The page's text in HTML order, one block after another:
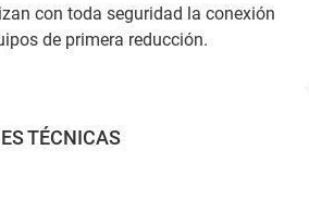
con toda seguridad la conexión
de primera reducción.
TÉCNICAS